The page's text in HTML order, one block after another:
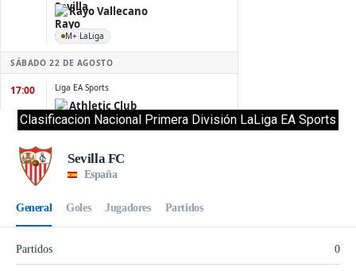
Clasificacion Nacional Primera División LaLiga EA Sports